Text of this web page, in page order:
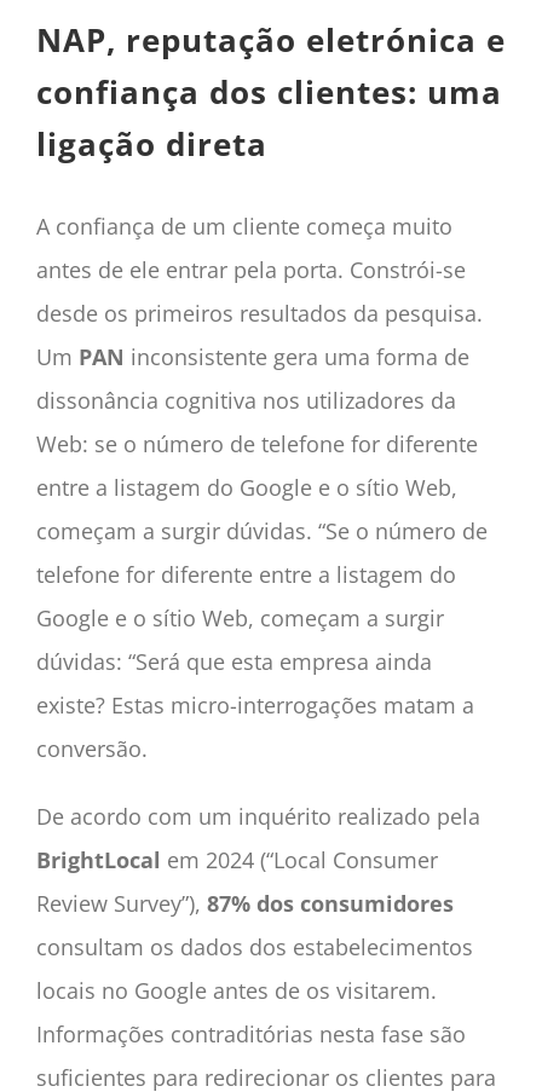
NAP, reputação eletrónica e
confiança dos clientes: uma
ligação direta
A confiança de um cliente começa muito
antes de ele entrar pela porta. Constrói-se
desde os primeiros resultados da pesquisa.
Um PAN inconsistente gera uma forma de
dissonância cognitiva nos utilizadores da
Web: se o número de telefone for diferente
entre a listagem do Google e o sítio Web,
começam a surgir dúvidas. “Se o número de
telefone for diferente entre a listagem do
Google e o sítio Web, começam a surgir
dúvidas: “Será que esta empresa ainda
existe? Estas micro-interrogações matam a
conversão.
De acordo com um inquérito realizado pela
BrightLocal em 2024 (“Local Consumer
Review Survey”), 87% dos consumidores
consultam os dados dos estabelecimentos
locais no Google antes de os visitarem.
Informações contraditórias nesta fase são
suficientes para redirecionar os clientes para